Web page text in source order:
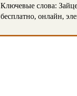
Ключевые слова:
бесплатно, онлайн,